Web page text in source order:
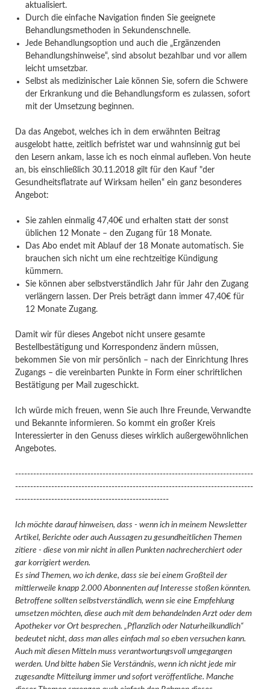
aktualisiert.
Durch die einfache Navigation finden Sie geeignete
Behandlungsmethoden in Sekundenschnelle.
Jede Behandlungsoption und auch die „Ergänzenden
Behandlungshinweise“, sind absolut bezahlbar und vor allem
leicht umsetzbar.
Selbst als medizinischer Laie können Sie, sofern die Schwere
der Erkrankung und die Behandlungsform es zulassen, sofort
mit der Umsetzung beginnen.
Da das Angebot, welches ich in dem erwähnten Beitrag
ausgelobt hatte, zeitlich befristet war und wahnsinnig gut bei
den Lesern ankam, lasse ich es noch einmal aufleben. Von heute
an, bis einschließlich 30.11.2018 gilt für den Kauf "der
Gesundheitsflatrate auf Wirksam heilen“ ein ganz besonderes
Angebot:
Sie zahlen einmalig 47,40€ und erhalten statt der sonst
üblichen 12 Monate – den Zugang für 18 Monate.
Das Abo endet mit Ablauf der 18 Monate automatisch. Sie
brauchen sich nicht um eine rechtzeitige Kündigung
kümmern.
Sie können aber selbstverständlich Jahr für Jahr den Zugang
verlängern lassen. Der Preis beträgt dann immer 47,40€ für
12 Monate Zugang.
Damit wir für dieses Angebot nicht unsere gesamte
Bestellbestätigung und Korrespondenz ändern müssen,
bekommen Sie von mir persönlich – nach der Einrichtung Ihres
Zugangs – die vereinbarten Punkte in Form einer schriftlichen
Bestätigung per Mail zugeschickt.
Ich würde mich freuen, wenn Sie auch Ihre Freunde, Verwandte
und Bekannte informieren. So kommt ein großer Kreis
Interessierter in den Genuss dieses wirklich außergewöhnlichen
Angebotes.
-------------------------------------------------------------------------------
-------------------------------------------------------------------------------
---------------------------------------------------
Ich möchte darauf hinweisen, dass - wenn ich in meinem Newsletter
Artikel, Berichte oder auch Aussagen zu gesundheitlichen Themen
zitiere - diese von mir nicht in allen Punkten nachrecherchiert oder
gar korrigiert werden.
Es sind Themen, wo ich denke, dass sie bei einem Großteil der
mittlerweile knapp 2.000 Abonnenten auf Interesse stoßen könnten.
Betroffene sollten selbstverständlich, wenn sie eine Empfehlung
umsetzen möchten, diese auch mit dem behandelnden Arzt oder dem
Apotheker vor Ort besprechen. „Pflanzlich oder Naturheilkundlich“
bedeutet nicht, dass man alles einfach mal so eben versuchen kann.
Auch mit diesen Mitteln muss verantwortungsvoll umgegangen
werden. Und bitte haben Sie Verständnis, wenn ich nicht jede mir
zugesandte Mitteilung immer und sofort veröffentliche. Manche